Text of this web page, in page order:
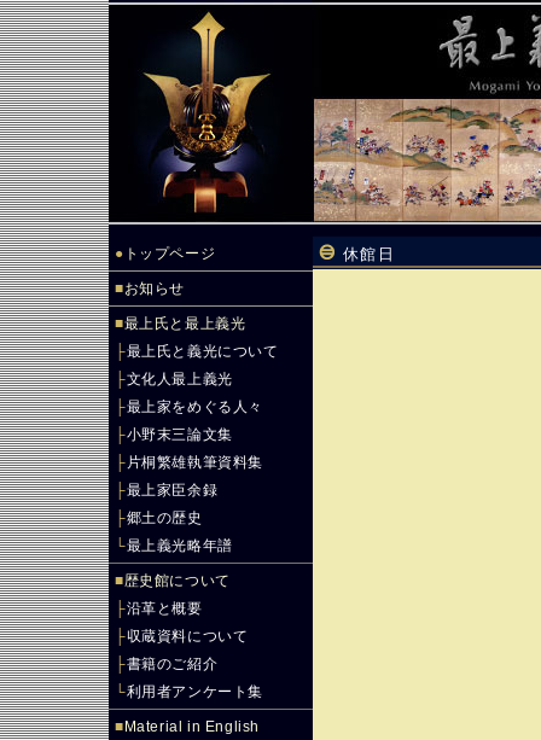
● トップページ
■お知らせ
■最上氏と最上義光
├最上氏と義光について
├文化人最上義光
├最上家をめぐる人々
├小野末三論文集
├ 片桐繁雄執筆資料集
├最上家臣余録
├郷土の歴史
└最上義光略年譜
■歴史館について
├沿革と概要
├収蔵資料について
├書籍のご紹介
└利用者アンケート集
■ Material in English
休館日